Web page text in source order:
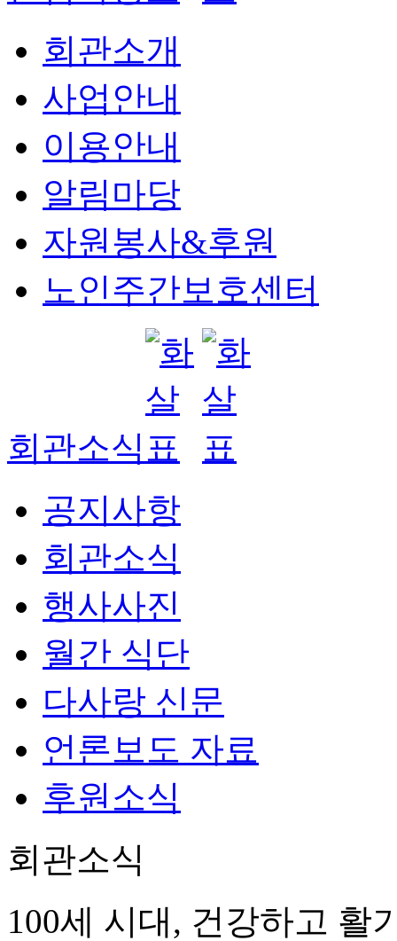
회관소개
사업안내
이용안내
알림마당
자원봉사&후원
노인주간보호센터
회관소식
공지사항
회관소식
행사사진
월간 식단
다사랑 신문
언론보도 자료
후원소식
회관소식
100세 시대, 건강하고 활